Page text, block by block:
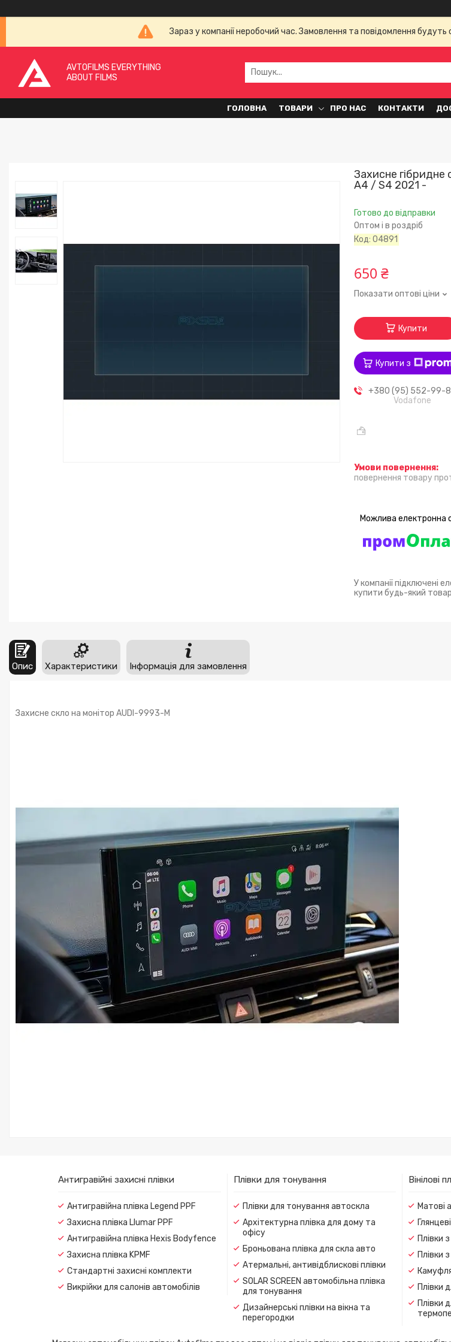
Зараз у компанії неробочий час. Замовлення та повідомлення
AVTOFILMS EVERYTHING
ABOUT FILMS
ГОЛОВНА ТОВАРИ ПРО НАС КОНТАКТИ
Захисне гібридне
A4 / S4 2021 -
Готово до відправки
Оптом і в роздріб
Код:04891
650 ₴
Показати оптові ціни
Купити
Купити з
+380 (95) 552-99-
Vodafone
повернення товару
У компанії підключені
купити будь-який
Опис Характеристики Інформація для замовлення
Захисне скло на монітор AUDI-9993-M
Антигравійні захисні плівки
Антигравійна плівка Legend PPF
Захисна плівка Llumar PPF
Антигравійна плівка Hexis Bodyfence
Захисна плівка KPMF
Стандартні захисні комплекти
Викрійки для салонів автомобілів
Плівки для тонування
Плівки для тонування автоскла
Архітектурна плівка для дому та
офісу
Броньована плівка для скла авто
Атермальні, антивідблискові плівки
SOLAR SCREEN автомобільна плівка
для тонування
Дизайнерські плівки на вікна та
перегородки
Вінілові
Матові
Плівки
Плівки
Плівки
Плівки